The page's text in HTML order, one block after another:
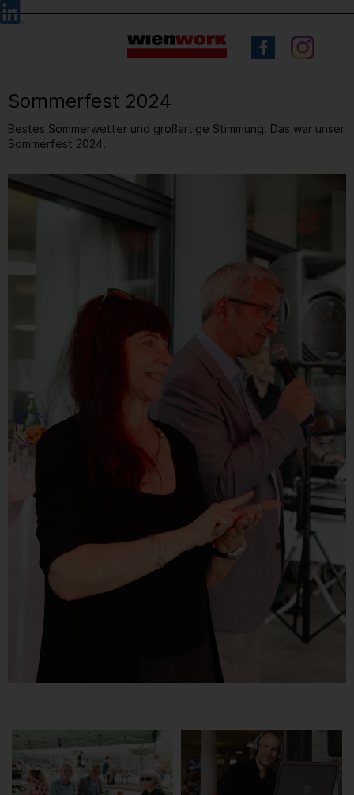
Barrierefreie
Bedienung
Sprachauswahl
Sommerfest 2024
Bestes Sommerwetter und großartige Stimmung: Das war unser
Sommerfest 2024.
16